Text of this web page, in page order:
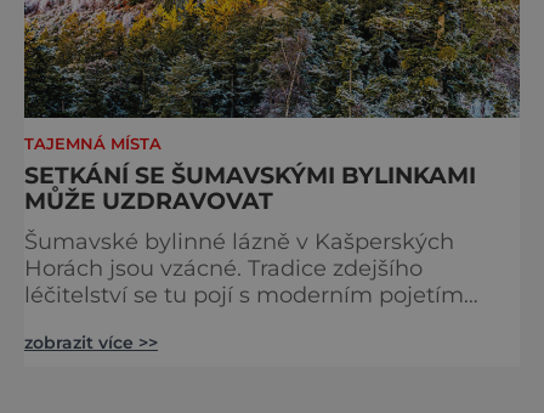
TAJEMNÁ MÍSTA
SETKÁNÍ SE ŠUMAVSKÝMI BYLINKAMI
MŮŽE UZDRAVOVAT
Šumavské bylinné lázně v Kašperských
Horách jsou vzácné. Tradice zdejšího
léčitelství se tu pojí s moderním pojetím
naprosto výjimečné a přitom vlastně totálně
zobrazit více >>